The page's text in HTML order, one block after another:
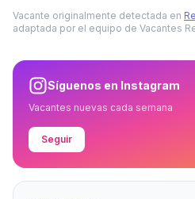
Vacante originalmente detectada en
adaptada por el equipo de Vacantes
Síguenos en Instagram
Vacantes nuevas cada semana
Seguir